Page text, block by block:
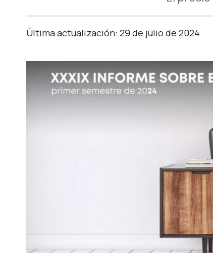
Última actualización: 29 de julio de 2024